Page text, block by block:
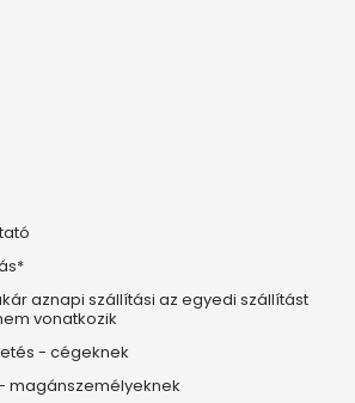
aznapi szállítási az egyedi szállítást
vonatkozik
- cégeknek
magánszemélyeknek